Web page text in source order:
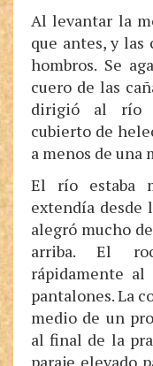
Al levantar la
que antes, y las
hombros. Se
cuero de las
dirigió al río
cubierto de
a menos de una
El río estaba
extendía desde
alegró mucho
arriba. El
rápidamente
pantalones. La
medio de un
al final de la
paraje elevado